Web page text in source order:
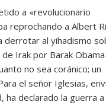
a «revolucionario
reprochando a Albert
derrotar al yihadismo
Irak por Barak
no sea coránico; un
el señor Iglesias,
ha declarado la guerra a